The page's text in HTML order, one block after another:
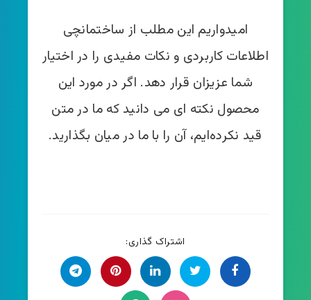
امیدواریم این مطلب از ساختمانچی
اطلاعات کاربردی و نکات مفیدی را در اختیار
شما عزیزان قرار دهد. اگر در مورد این
محصول نکته ای می دانید که ما در متن
قید نکرده‌ایم، آن را با ما در میان بگذارید.
اشتراک گذاری: